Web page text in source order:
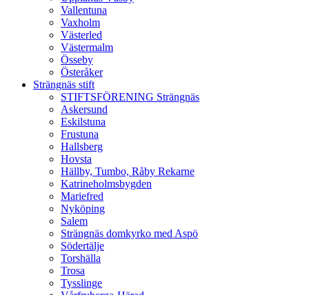
Vallentuna
Vaxholm
Västerled
Västermalm
Össeby
Österåker
Strängnäs stift
STIFTSFÖRENING Strängnäs
Askersund
Eskilstuna
Frustuna
Hallsberg
Hovsta
Hällby, Tumbo, Råby Rekarne
Katrineholmsbygden
Mariefred
Nyköping
Salem
Strängnäs domkyrko med Aspö
Södertälje
Torshälla
Trosa
Tysslinge